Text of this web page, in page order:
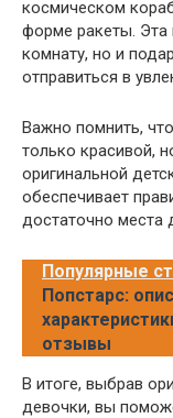
космическом
форме ракеты. Эта
комнату, но и
отправиться в
Важно помнить,
только красивой,
оригинальной
обеспечивает
достаточно места
Популярные
Попстарс:
отзывы
В итоге, выбрав
девочки, вы